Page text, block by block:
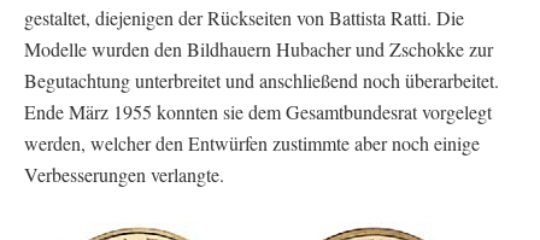
gestaltet, diejenigen der Rückseiten von Battista Ratti. Die
Modelle wurden den Bildhauern Hubacher und Zschokke zur
Begutachtung unterbreitet und anschließend noch überarbeitet.
Ende März 1955 konnten sie dem Gesamtbundesrat vorgelegt
werden, welcher den Entwürfen zustimmte aber noch einige
Verbesserungen verlangte.